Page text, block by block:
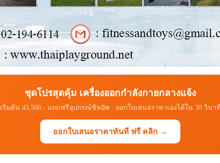
ชุดโปรสุดคุ้ม เครื่องออกกำลังกายกลางแจ้ง
เริ่มต้น 45,500.- แถมฟรีอุปกรณ์ซิทอัพ · ออกใบเสนอราคาเองได้ใน 30 วินา
ออกใบเสนอราคาทันที ฟรี คลิก →